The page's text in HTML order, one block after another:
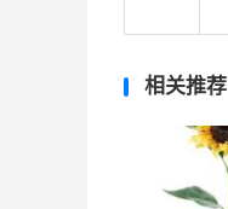
相关推荐